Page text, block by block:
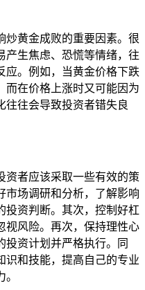
炒黄金成败的重要因素。很
产生焦虑、恐慌等情绪，往
应。例如，当黄金价格下跌
而在价格上涨时又可能因为
往往会导致投资者错失良
资者应该采取一些有效的策
市场调研和分析，了解影响
投资判断。其次，控制好杠
视风险。再次，保持理性心
投资计划并严格执行。同
识和技能，提高自己的专业